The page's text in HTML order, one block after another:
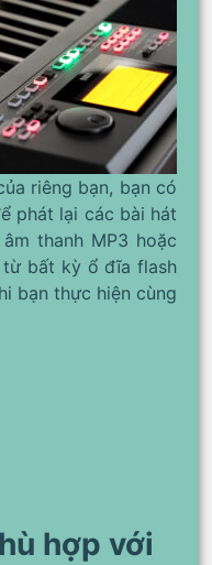
riêng bạn, bạn có
phát lại các bài hát
thanh MP3 hoặc
từ bất kỳ ổ đĩa flash
bạn thực hiện cùng
hợp với